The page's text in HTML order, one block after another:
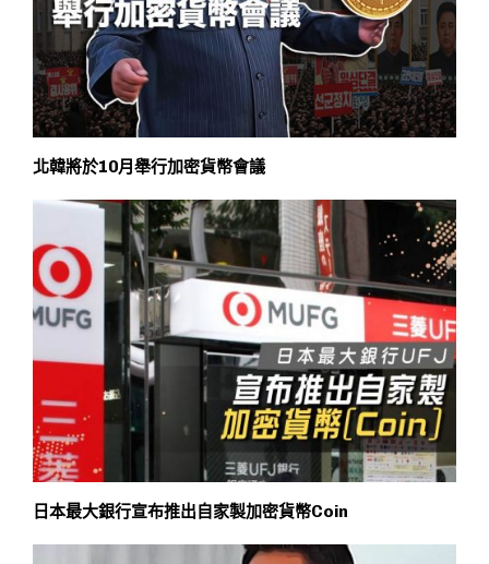
北韓將於10月舉行加密貨幣會議
日本最大銀行宣布推出自家製加密貨幣Coin